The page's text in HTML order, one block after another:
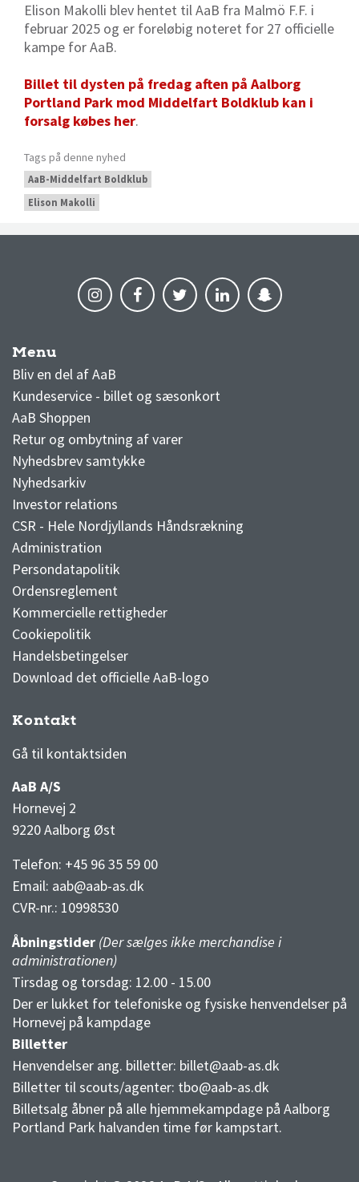
Elison Makolli blev hentet til AaB fra Malmö F.F. i
februar 2025 og er foreløbig noteret for 27 officielle
kampe for AaB.
Billet til dysten på fredag aften på Aalborg
Portland Park mod Middelfart Boldklub kan i
forsalg købes her.
Tags på denne nyhed
AaB-Middelfart Boldklub
Elison Makolli
Menu
Bliv en del af AaB
Kundeservice - billet og sæsonkort
AaB Shoppen
Retur og ombytning af varer
Nyhedsbrev samtykke
Nyhedsarkiv
Investor relations
CSR - Hele Nordjyllands Håndsrækning
Administration
Persondatapolitik
Ordensreglement
Kommercielle rettigheder
Cookiepolitik
Handelsbetingelser
Download det officielle AaB-logo
Kontakt
Gå til kontaktsiden
AaB A/S
Hornevej 2
9220 Aalborg Øst
Telefon: +45 96 35 59 00
Email: aab@aab-as.dk
CVR-nr.: 10998530
Åbningstider (Der sælges ikke merchandise i
administrationen)
Tirsdag og torsdag: 12.00 - 15.00
Der er lukket for telefoniske og fysiske henvendelser på
Hornevej på kampdage
Billetter
Henvendelser ang. billetter: billet@aab-as.dk
Billetter til scouts/agenter: tbo@aab-as.dk
Billetsalg åbner på alle hjemmekampdage på Aalborg
Portland Park halvanden time før kampstart.